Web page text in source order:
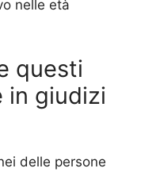
nelle età
questi
in giudizi
delle persone